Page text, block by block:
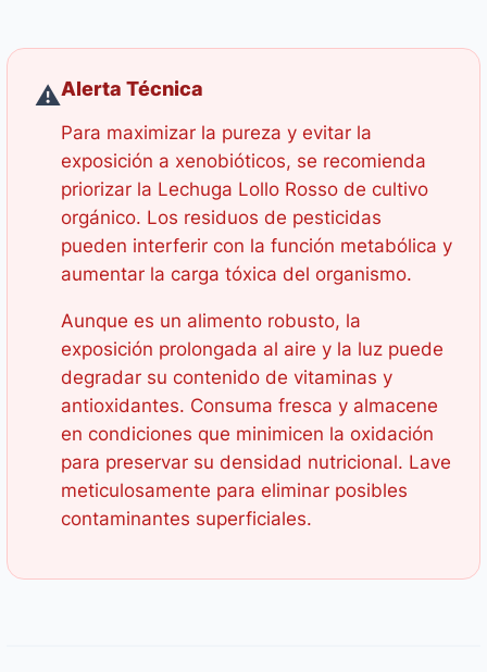
⚠️Alerta Técnica
Para maximizar la pureza y evitar la
exposición a xenobióticos, se recomienda
priorizar la Lechuga Lollo Rosso de cultivo
orgánico. Los residuos de pesticidas
pueden interferir con la función metabólica y
aumentar la carga tóxica del organismo.
Aunque es un alimento robusto, la
exposición prolongada al aire y la luz puede
degradar su contenido de vitaminas y
antioxidantes. Consuma fresca y almacene
en condiciones que minimicen la oxidación
para preservar su densidad nutricional. Lave
meticulosamente para eliminar posibles
contaminantes superficiales.